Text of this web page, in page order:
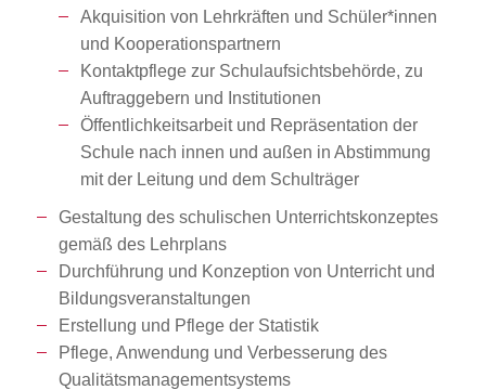
Akquisition von Lehrkräften und Schüler*innen
und Kooperationspartnern
Kontaktpflege zur Schulaufsichtsbehörde, zu
Auftraggebern und Institutionen
Öffentlichkeitsarbeit und Repräsentation der
Schule nach innen und außen in Abstimmung
mit der Leitung und dem Schulträger
Gestaltung des schulischen Unterrichtskonzeptes
gemäß des Lehrplans
Durchführung und Konzeption von Unterricht und
Bildungsveranstaltungen
Erstellung und Pflege der Statistik
Pflege, Anwendung und Verbesserung des
Qualitätsmanagementsystems